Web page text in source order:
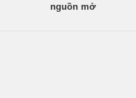
nguồn mở